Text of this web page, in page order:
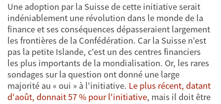
Une adoption par la Suisse de cette initiative serait
indéniablement une révolution dans le monde de la
finance et ses conséquences dépasseraient largement
les frontières de la Confédération. Car la Suisse n'est
pas la petite Islande, c'est un des centres financiers
les plus importants de la mondialisation. Or, les rares
sondages sur la question ont donné une large
majorité au « oui » à l'initiative. Le plus récent, datant
d'août, donnait 57 % pour l'initiative, mais il doit être